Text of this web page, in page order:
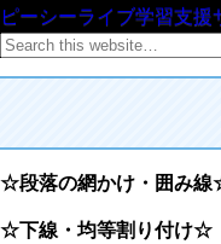
ピーシーライブ学習支援
☆段落の網かけ・囲み
☆下線・均等割り付け☆